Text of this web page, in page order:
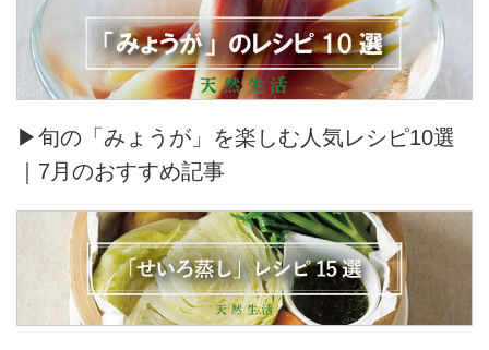
▶旬の「みょうが」を楽しむ人気レシピ10選
｜7月のおすすめ記事